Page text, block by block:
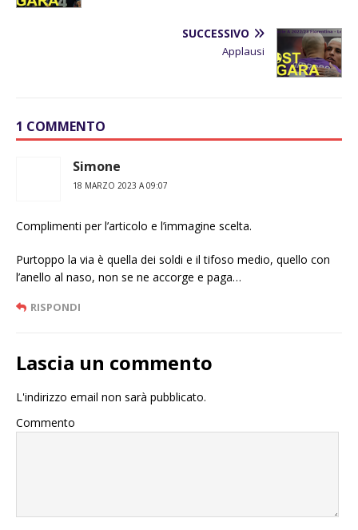
SUCCESSIVO
Applausi
1 COMMENTO
Simone
18 MARZO 2023 A 09:07
Complimenti per l’articolo e l’immagine scelta.
Purtoppo la via è quella dei soldi e il tifoso medio, quello con
l’anello al naso, non se ne accorge e paga…
RISPONDI
Lascia un commento
L'indirizzo email non sarà pubblicato.
Commento